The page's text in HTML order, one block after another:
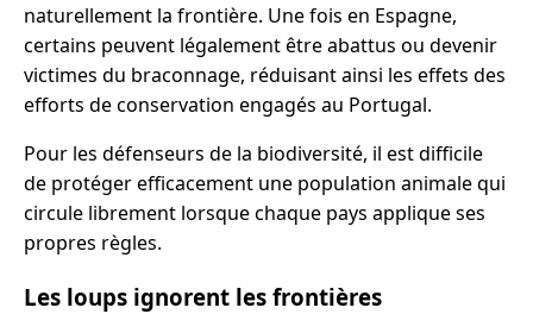
naturellement la frontière. Une fois en Espagne,
certains peuvent légalement être abattus ou devenir
victimes du braconnage, réduisant ainsi les effets des
efforts de conservation engagés au Portugal.
Pour les défenseurs de la biodiversité, il est difficile
de protéger efficacement une population animale qui
circule librement lorsque chaque pays applique ses
propres règles.
Les loups ignorent les frontières